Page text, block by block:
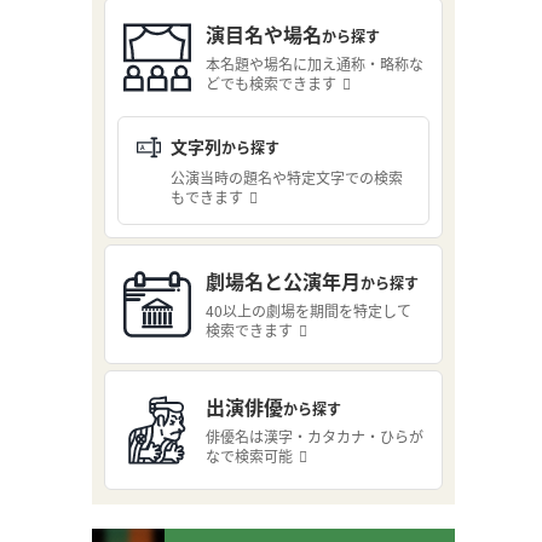
演目名や場名から探す
本名題や場名に加え通称・略称な
どでも検索できます
文字列から探す
公演当時の題名や特定文字での検索
もできます
劇場名と公演年月から探す
40以上の劇場を期間を特定して
検索できます
出演俳優から探す
俳優名は漢字・カタカナ・ひらが
なで検索可能